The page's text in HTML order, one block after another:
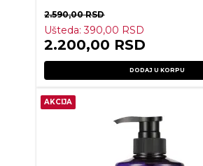
2.590,00RSD
Ušteda:390,00 RSD
2.200,00 RSD
DODAJ U KORPU
AKCIJA